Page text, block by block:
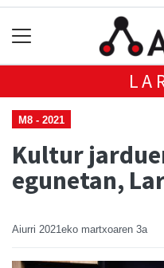
M8 - 2021
Kultur
egunetan,
Aiurri 2021eko martxoaren 3a